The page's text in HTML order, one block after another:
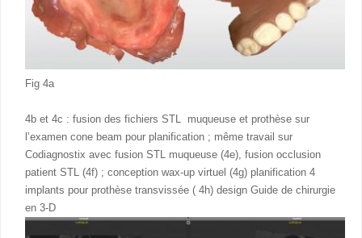
Fig 4a
4b et 4c : fusion des fichiers STL muqueuse et prothèse sur
l’examen cone beam pour planification ; même travail sur
Codiagnostix avec fusion STL muqueuse (4e), fusion occlusion
patient STL (4f) ; conception wax-up virtuel (4g) planification 4
implants pour prothèse transvissée ( 4h) design Guide de chirurgie
en 3-D